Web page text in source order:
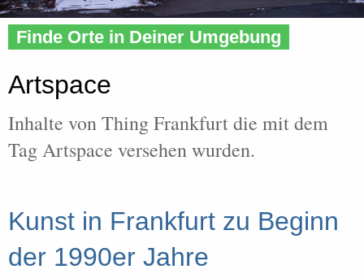
Finde Orte in Deiner Umgebung
Artspace
Inhalte von Thing Frankfurt die mit dem
Tag Artspace versehen wurden.
Kunst in Frankfurt zu Beginn
der 1990er Jahre
Recent Posts